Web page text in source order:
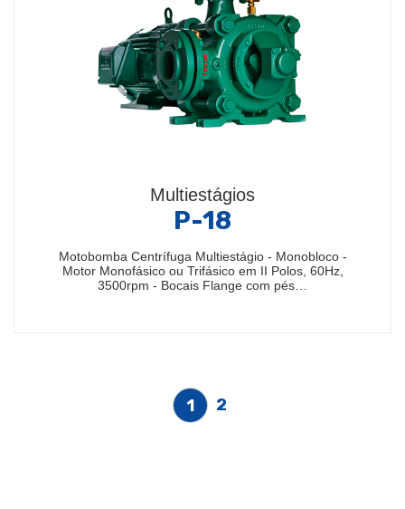
Multiestágios
P-18
Motobomba Centrífuga Multiestágio - Monobloco -
Motor Monofásico ou Trifásico em II Polos, 60Hz,
3500rpm - Bocais Flange com pés…
1 2